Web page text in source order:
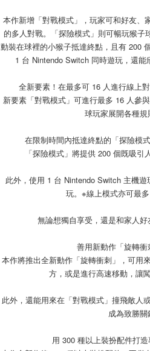
本作新增「對戰模式」，玩家可和好友、
的多人對戰。「探險模式」則可暢玩猴
動裝在球裡的小猴子抵達終點，且有 200
1 台 Nintendo Switch 同時遊玩，還能
全新要素！在最多可 16 人進行線上
新要素「對戰模式」可進行最多 16 人參
球玩家展開各種規
在限制時間內抵達終點的「探險模
「探險模式」將提供 200 個既吸引
此外，使用 1 台 Nintendo Switch 主機
玩。※線上模式亦可最多
無論想獨自享受，還是和家人好
善用新動作「旋轉
本作將推出全新動作「旋轉衝刺」，可用
方，或是進行高速移動，讓
此外，還能用來在「對戰模式」撞飛敵人
成為致勝關
用 300 種以上裝扮配件打